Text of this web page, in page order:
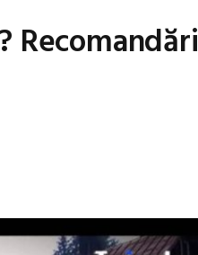
Recomandări